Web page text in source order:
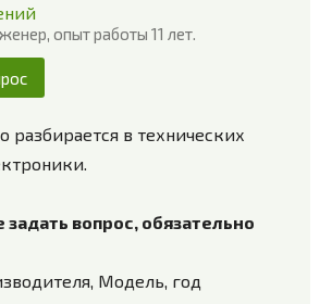
опыт работы 11 лет.
разбирается в технических
задать вопрос, обязательно
Модель, год